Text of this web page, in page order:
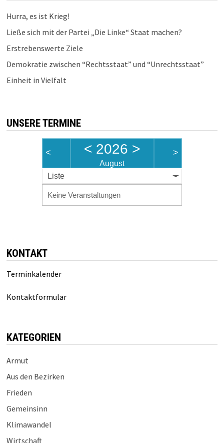
Hurra, es ist Krieg!
Ließe sich mit der Partei „Die Linke“ Staat machen?
Erstrebenswerte Ziele
Demokratie zwischen “Rechtsstaat” und “Unrechtsstaat”
Einheit in Vielfalt
UNSERE TERMINE
< < 2026 >
August
>
Liste
Keine Veranstaltungen
KONTAKT
Terminkalender
Kontaktformular
KATEGORIEN
Armut
Aus den Bezirken
Frieden
Gemeinsinn
Klimawandel
Wirtschaft